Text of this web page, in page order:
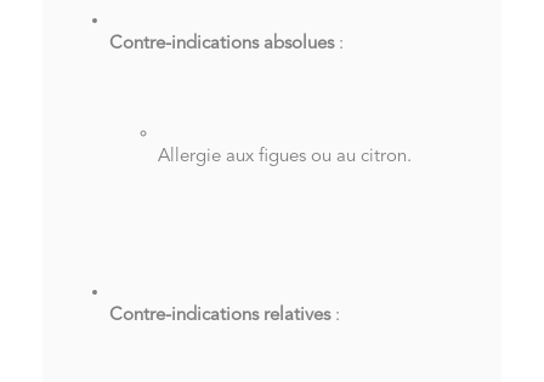
Contre-indications absolues:
Allergie aux figues ou au citron.
Contre-indications relatives: